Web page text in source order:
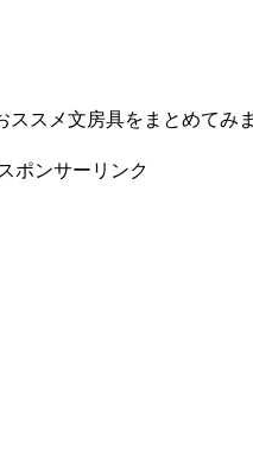
スメ文房具をまとめてみま
スポンサーリンク